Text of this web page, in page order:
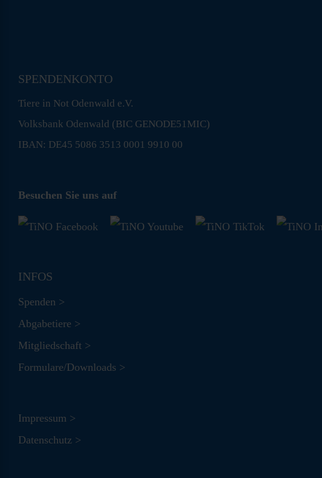
SPENDENKONTO
Tiere in Not Odenwald e.V.
Volksbank Odenwald (BIC GENODE51MIC)
IBAN: DE45 5086 3513 0001 9910 00
Besuchen Sie uns auf
INFOS
Spenden >
Abgabetiere >
Mitgliedschaft >
Formulare/Downloads >
Impressum >
Datenschutz >